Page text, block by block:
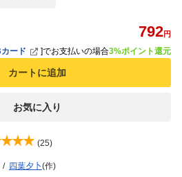
792円
ード ]でお支払いの場合3%ポイント還元
カートに追加
お気に入り
(25)
四葉夕卜(作)